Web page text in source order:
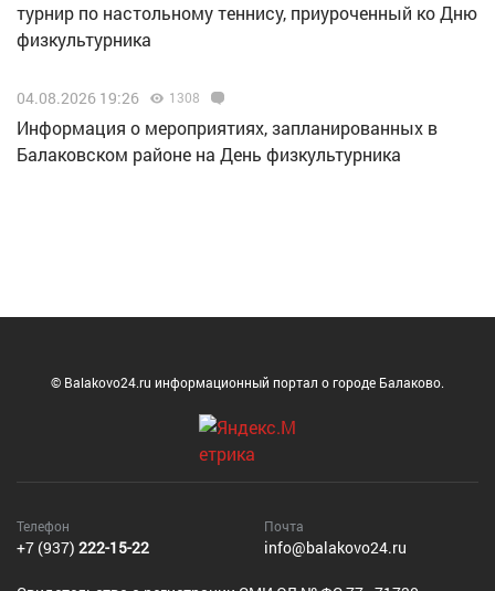
турнир по настольному теннису, приуроченный ко Дню
физкультурника
04.08.2026 19:26 1308
Информация о мероприятиях, запланированных в
Балаковском районе на День физкультурника
© Balakovo24.ru информационный портал о городе Балаково.
Телефон
+7 (937) 222-15-22
Почта
info@balakovo24.ru